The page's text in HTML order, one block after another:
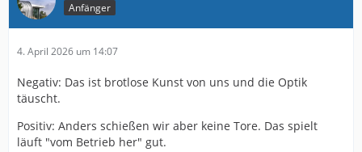
Anfänger
4. April 2026 um 14:07
Negativ: Das ist brotlose Kunst von uns und die Optik
täuscht.
Positiv: Anders schießen wir aber keine Tore. Das spielt
läuft "vom Betrieb her" gut.